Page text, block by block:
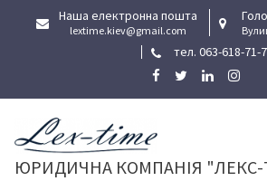
Наша електронна пошта
lextime.kiev@gmail.com
тел. 063-618-71-
ЮРИДИЧНА КОМПАНІЯ "ЛЕКС-